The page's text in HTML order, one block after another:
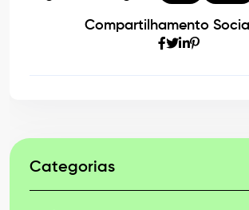
Compartilhamento
Categorias